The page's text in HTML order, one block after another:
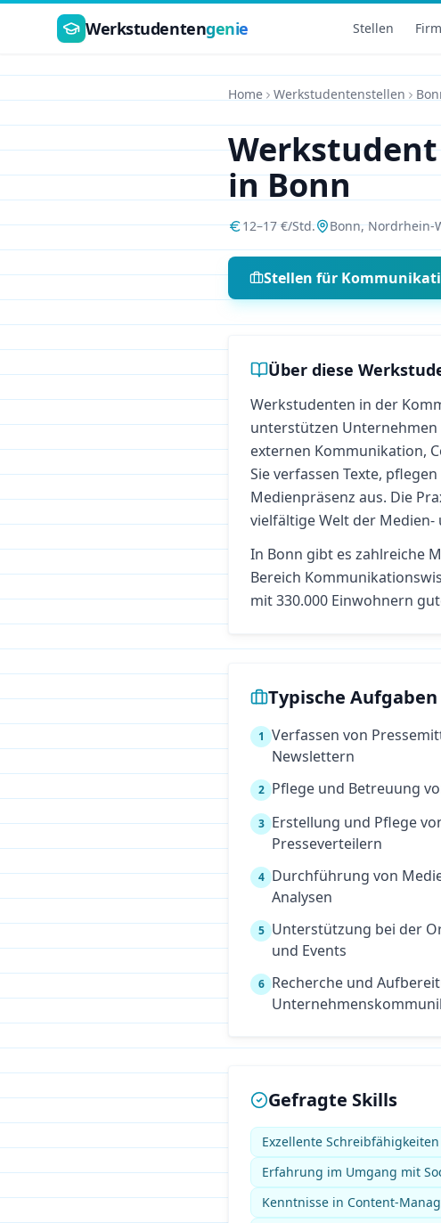
Zum Hauptinhalt springen
Werkstudentengenie Stellen
Home Werkstudentenstellen
inBonn
12–17€/Std. Bonn,Nordrhein-
Stellen für
Über diese
Werkstudenten in der
unterstützen
externen Kommunikation,
Sie verfassen Texte,
Medienpräsenz aus. Die
vielfältige Welt der
In Bonn gibt es zahlreiche
Bereich
mit 330.000 Einwohnern
Typische Aufgaben
1 Verfassen von
Newslettern
2 Pflege und Betreuung
3 Erstellung und Pflege
Presseverteilern
4 Durchführung von
Analysen
5 Unterstützung bei der
und Events
6 Recherche und
Gefragte Skills
Exzellente
Erfahrung im Umgang mit
Kenntnisse in Content-